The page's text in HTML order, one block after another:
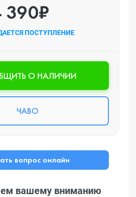
390₽
ПОСТУПЛЕНИЕ
О НАЛИЧИИ
ЧАВО
вопрос онлайн
вашему вниманию